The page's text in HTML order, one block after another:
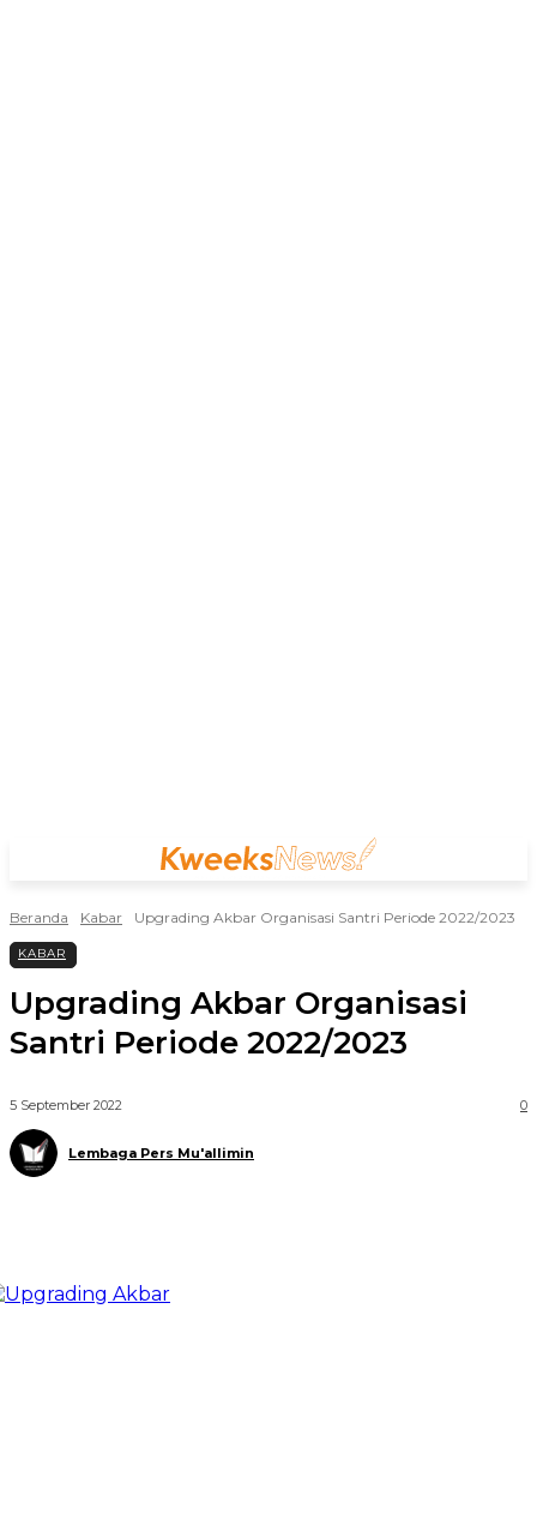
Beranda Kabar Upgrading Akbar Organisasi Santri Periode 2022/2023
KABAR
Upgrading Akbar Organisasi
Santri Periode 2022/2023
0
5 September 2022
Lembaga Pers Mu'allimin